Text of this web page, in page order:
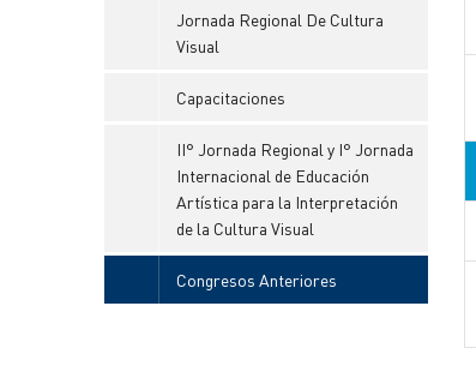
Jornada Regional De Cultura
Visual
Capacitaciones
II° Jornada Regional y I° Jornada
Internacional de Educación
Artística para la Interpretación
de la Cultura Visual
Congresos Anteriores